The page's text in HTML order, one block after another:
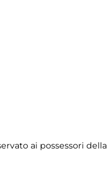
ai possessori della